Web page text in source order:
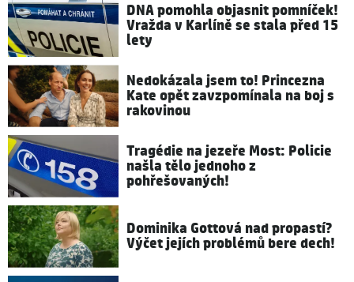
DNA pomohla objasnit pomníček!
Vražda v Karlíně se stala před 15
lety
Nedokázala jsem to! Princezna
Kate opět zavzpomínala na boj s
rakovinou
Tragédie na jezeře Most: Policie
našla tělo jednoho z
pohřešovaných!
Dominika Gottová nad propastí?
Výčet jejích problémů bere dech!